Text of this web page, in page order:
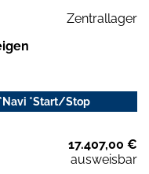
Zentrallager
*Start/Stop
17.407,00 €
ausweisbar